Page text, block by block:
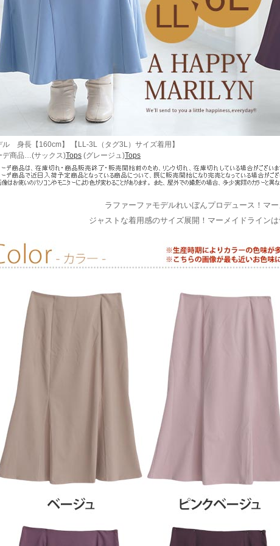
ル 身長【160cm】 【LL-3L（タグ3L）サイズ着用】
デ商品…(サックス)Tops (グレージュ)Tops
ラファーファモデルれいぼんプロデュース！マ
ジャストな着用感のサイズ展開！マーメイドライン